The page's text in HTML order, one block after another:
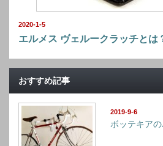
2020-1-5
エルメス ヴェルークラッチとは
おすすめ記事
2019-9-6
ボッテキアの